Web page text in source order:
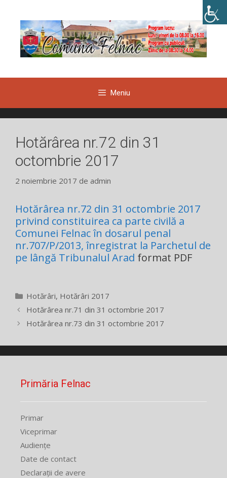
conținut
Meniu
Hotărârea nr.72 din 31
octombrie 2017
2 noiembrie 2017 de admin
Hotărârea nr.72 din 31 octombrie 2017
privind constituirea ca parte civilă a
Comunei Felnac în dosarul penal
nr.707/P/2013, înregistrat la Parchetul de
pe lângă Tribunalul Arad format PDF
Categorii
Hotărâri, Hotărâri 2017
Hotărârea nr.71 din 31 octombrie 2017
Hotărârea nr.73 din 31 octombrie 2017
Primăria Felnac
Primar
Viceprimar
Audiențe
Date de contact
Declarații de avere